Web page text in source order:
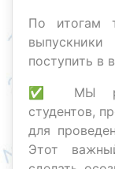
По итогам
поступить в
✅ МЫ
студентов,
для
Этот